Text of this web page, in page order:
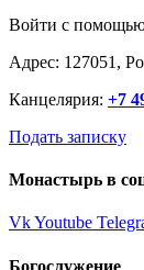
Войти с
Адрес: 127051,
Канцелярия: +7
Подать записку
Монастырь в
VkYoutube
Богослужение